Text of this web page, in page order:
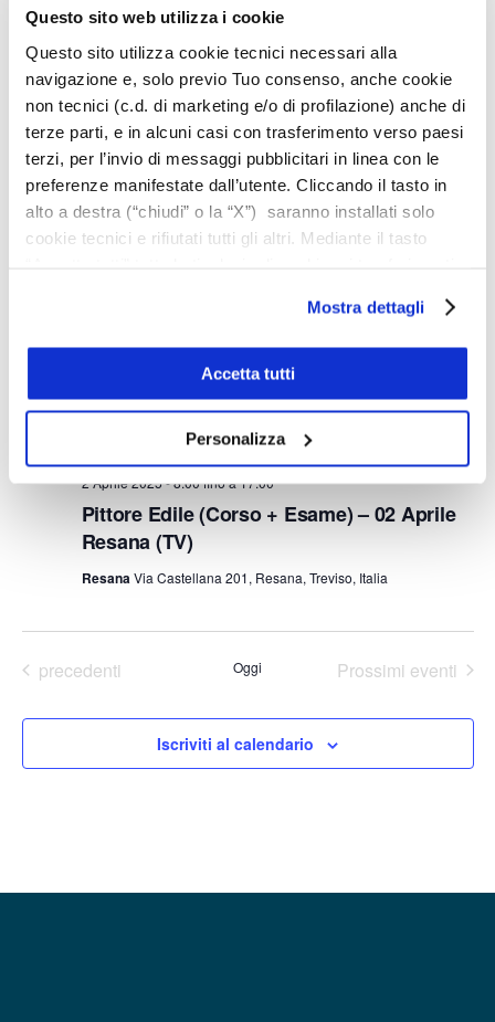
Questo sito web utilizza i cookie
Questo sito utilizza cookie tecnici necessari alla
navigazione e, solo previo Tuo consenso, anche cookie
non tecnici (c.d. di marketing e/o di profilazione) anche di
terze parti, e in alcuni casi con trasferimento verso paesi
terzi, per l’invio di messaggi pubblicitari in linea con le
preferenze manifestate dall’utente. Cliccando il tasto in
alto a destra (“chiudi” o la “X”) saranno installati solo
cookie tecnici e rifiutati tutti gli altri. Mediante il tasto
conoscere le caratteristiche dei vari cookie utilizzati si
invita a pendere visionecookie policy. In qualsiasi
momento è possibile modificare o revocare i consensi
prestati cliccando su “Personalizza” (anche dopo la tua
Mostra dettagli
Accetta tutti
Personalizza
Installatore Base sistema di isolamento
termico a cappotto (Corso + Esame ) – 25
e 26 Marzo Porcari (LU)
25 Marzo 2025 - 8:30fino a 26 Marzo 2025 - 18:00
PorcariVia IV Novembre, Porcari, Lucca, Italia
Aprile 2025
Pittore Edile (Corso + Esame) – 02 Aprile
Resana (TV)
2 Aprile 2025 - 8:00fino a17:00
ResanaVia Castellana 201, Resana, Treviso, Italia
Eventi
precedenti Oggi Prossimi eventi
Iscriviti al calendario